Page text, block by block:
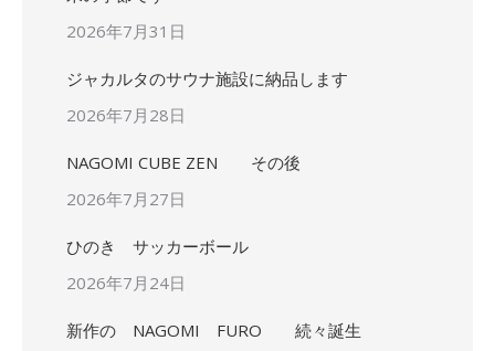
2026年7月31日
ジャカルタのサウナ施設に納品します
2026年7月28日
NAGOMI CUBE ZEN その後
2026年7月27日
ひのき サッカーボール
2026年7月24日
新作の NAGOMI FURO 続々誕生